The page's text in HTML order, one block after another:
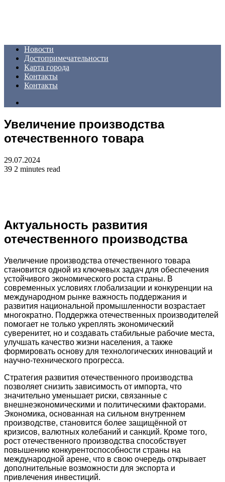
Новости
Достопримечательности
Карта города
Контакты
Контакты
Увеличение производства
отечественного товара
29.07.2024
39 2 minutes read
Актуальность развития
отечественного производства
Увеличение производства отечественного товара
становится одной из ключевых задач для обеспечения
устойчивого экономического роста страны. В
современных условиях глобализации и конкуренции на
международном рынке важность поддержания и
развития национальной промышленности возрастает
многократно. Поддержка отечественных производителей
помогает не только укреплять экономический
суверенитет, но и создавать стабильные рабочие места,
улучшать качество жизни населения, а также
формировать основу для технологических инноваций и
научно-технического прогресса.
Стратегия развития отечественного производства
позволяет снизить зависимость от импорта, что
значительно уменьшает риски, связанные с
внешнеэкономическими и политическими факторами.
Экономика, основанная на сильном внутреннем
производстве, становится более защищённой от
кризисов, валютных колебаний и санкций. Кроме того,
рост отечественного производства способствует
повышению конкурентоспособности страны на
международной арене, что в свою очередь открывает
дополнительные возможности для экспорта и
привлечения инвестиций.